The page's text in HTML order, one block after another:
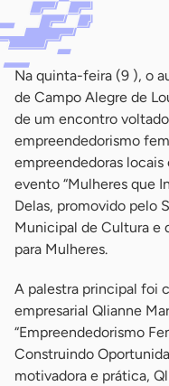
Na quinta-feira (9 ), o
de Campo Alegre de
de um encontro
empreendedorismo
empreendedoras
evento “Mulheres que
Delas, promovido pelo
Municipal de Cultura e
para Mulheres.
A palestra principal foi
empresarial Qlianne
“Empreendedorismo
Construindo
motivadora e prática,